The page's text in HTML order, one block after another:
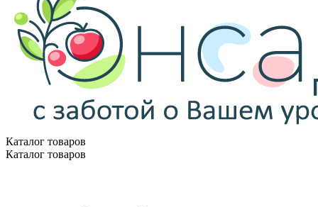
Каталог товаров
Каталог товаров